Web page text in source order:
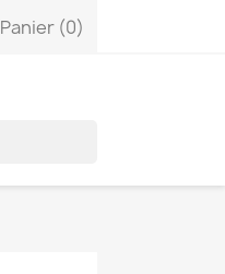
Panier (0)